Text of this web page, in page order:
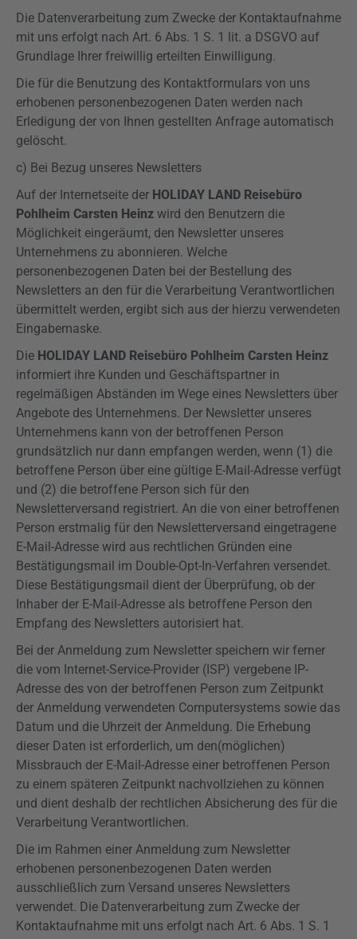
Die Datenverarbeitung zum Zwecke der Kontaktaufnahme
mit uns erfolgt nach Art. 6 Abs. 1 S. 1 lit. a DSGVO auf
Grundlage Ihrer freiwillig erteilten Einwilligung.
Die für die Benutzung des Kontaktformulars von uns
erhobenen personenbezogenen Daten werden nach
Erledigung der von Ihnen gestellten Anfrage automatisch
gelöscht.
c) Bei Bezug unseres Newsletters
Auf der Internetseite der HOLIDAY LAND Reisebüro
Pohlheim Carsten Heinz wird den Benutzern die
Möglichkeit eingeräumt, den Newsletter unseres
Unternehmens zu abonnieren. Welche
personenbezogenen Daten bei der Bestellung des
Newsletters an den für die Verarbeitung Verantwortlichen
übermittelt werden, ergibt sich aus der hierzu verwendeten
Eingabemaske.
Die HOLIDAY LAND Reisebüro Pohlheim Carsten Heinz
informiert ihre Kunden und Geschäftspartner in
regelmäßigen Abständen im Wege eines Newsletters über
Angebote des Unternehmens. Der Newsletter unseres
Unternehmens kann von der betroffenen Person
grundsätzlich nur dann empfangen werden, wenn (1) die
betroffene Person über eine gültige E-Mail-Adresse verfügt
und (2) die betroffene Person sich für den
Newsletterversand registriert. An die von einer betroffenen
Person erstmalig für den Newsletterversand eingetragene
E-Mail-Adresse wird aus rechtlichen Gründen eine
Bestätigungsmail im Double-Opt-In-Verfahren versendet.
Diese Bestätigungsmail dient der Überprüfung, ob der
Inhaber der E-Mail-Adresse als betroffene Person den
Empfang des Newsletters autorisiert hat.
Bei der Anmeldung zum Newsletter speichern wir ferner
die vom Internet-Service-Provider (ISP) vergebene IP-
Adresse des von der betroffenen Person zum Zeitpunkt
der Anmeldung verwendeten Computersystems sowie das
Datum und die Uhrzeit der Anmeldung. Die Erhebung
dieser Daten ist erforderlich, um den(möglichen)
Missbrauch der E-Mail-Adresse einer betroffenen Person
zu einem späteren Zeitpunkt nachvollziehen zu können
und dient deshalb der rechtlichen Absicherung des für die
Verarbeitung Verantwortlichen.
Die im Rahmen einer Anmeldung zum Newsletter
erhobenen personenbezogenen Daten werden
ausschließlich zum Versand unseres Newsletters
verwendet. Die Datenverarbeitung zum Zwecke der
Kontaktaufnahme mit uns erfolgt nach Art. 6 Abs. 1 S. 1